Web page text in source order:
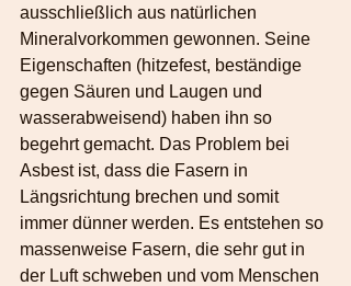
ausschließlich aus natürlichen
Mineralvorkommen gewonnen. Seine
Eigenschaften (hitzefest, beständige
gegen Säuren und Laugen und
wasserabweisend) haben ihn so
begehrt gemacht. Das Problem bei
Asbest ist, dass die Fasern in
Längsrichtung brechen und somit
immer dünner werden. Es entstehen so
massenweise Fasern, die sehr gut in
der Luft schweben und vom Menschen